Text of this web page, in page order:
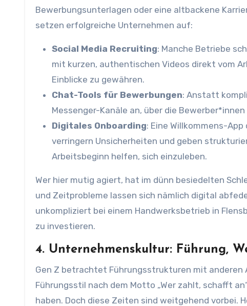
Bewerbungsunterlagen oder eine altbackene
setzen erfolgreiche Unternehmen auf:
Social Media Recruiting: Manche Betriebe
mit kurzen, authentischen Videos direkt vom
Einblicke zu gewähren.
Chat-Tools für Bewerbungen: Anstatt
Messenger-Kanäle an, über die
Digitales Onboarding: Eine Willkommens-
verringern Unsicherheiten und geben
Arbeitsbeginn helfen, sich einzuleben.
Wer hier mutig agiert, hat im dünn besiedelten
und Zeitprobleme lassen sich nämlich digital
unkompliziert bei einem Handwerksbetrieb in
zu investieren.
4. Unternehmenskultur: Führung,
Gen Z betrachtet Führungsstrukturen mit
Führungsstil nach dem Motto „Wer zahlt, schafft
haben. Doch diese Zeiten sind weitgehend vorbei.